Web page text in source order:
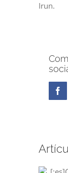
Irun.